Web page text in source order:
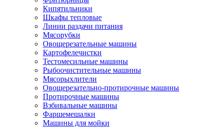
Кипятильники
Шкафы тепловые
Линии раздачи питания
Мясорубки
Овощерезательные машины
Картофелечистки
Тестомесильные машины
Рыбоочистительные машины
Мясорыхлители
Овощерезательно-протирочные машины
Протирочные машины
Взбивальные машины
Фаршемешалки
Машины для мойки